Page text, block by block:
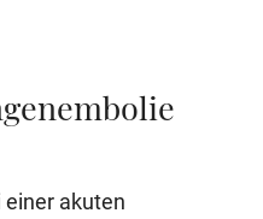
einer akuten